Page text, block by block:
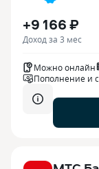
+9 166 ₽
Доход за 3 мес
Можно онлайн
Пополнение и